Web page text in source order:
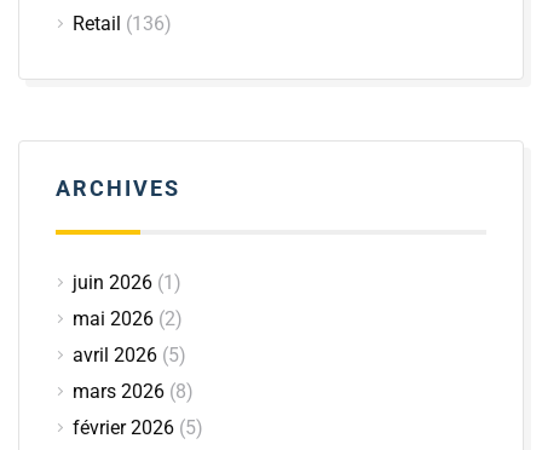
Retail (136)
ARCHIVES
juin 2026 (1)
mai 2026 (2)
avril 2026 (5)
mars 2026 (8)
février 2026 (5)